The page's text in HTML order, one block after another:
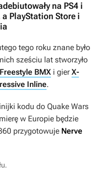
na PS4 i
a PlayStation Store i
tego roku znane było
sześciu lat stworzyło
BMX i gierX-
Inline.
kodu do Quake Wars
w Europie będzie
przygotowuje Nerve